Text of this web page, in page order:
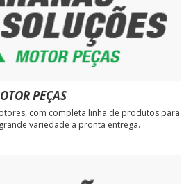
PEÇAS
com completa linha de produtos para
variedade a pronta entrega.